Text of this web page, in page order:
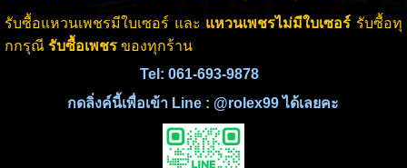
รับซื้อแหวนเพชรมีใบเซอร์ และ แหวนเพชรไม่มีใบเซอร์ รับซื้อทุ
กกรุณี รับซื้อเพชรของทุกร้าน
Tel: 061-693-9878
กดลิ่งค์นี้เพื่อเข้า Line : @rolex99 ได้เลยคะ